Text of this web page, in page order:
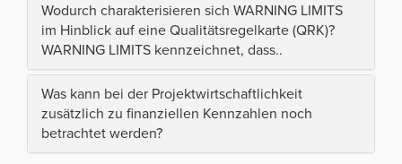
Wodurch charakterisieren sich WARNING LIMITS
im Hinblick auf eine Qualitätsregelkarte (QRK)?
WARNING LIMITS kennzeichnet, dass..
Was kann bei der Projektwirtschaftlichkeit
zusätzlich zu finanziellen Kennzahlen noch
betrachtet werden?